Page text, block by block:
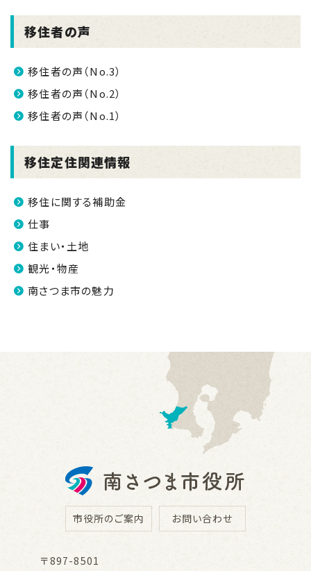
移住者の声
移住者の声（No.3）
移住者の声（No.2）
移住者の声（No.1）
移住定住関連情報
移住に関する補助金
仕事
住まい・土地
観光・物産
南さつま市の魅力
市役所のご案内 お問い合わせ
〒897-8501